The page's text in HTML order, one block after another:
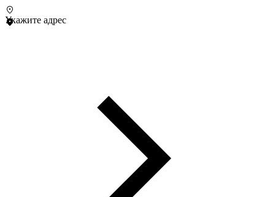
Укажите адрес